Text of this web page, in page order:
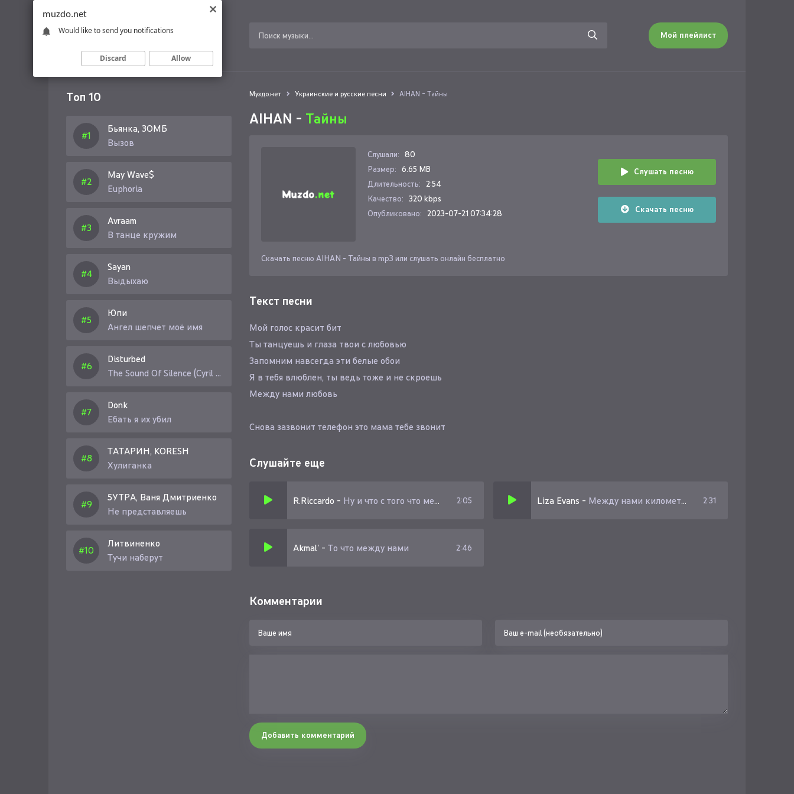
Мой плейлист
Топ 10
Бьянка, ЗОМБ
Вызов
May Wave$
Euphoria
Avraam
В танце кружим
Sayan
Выдыхаю
Юпи
Ангел шепчет моё имя
Disturbed
The Sound Of Silence (Cyril Riley Remix)
Donk
Ебать я их убил
ТАТАРИН, KORESH
Хулиганка
5УТРА, Ваня Дмитриенко
Не представляешь
Литвиненко
Тучи наберут
Муздо.нет Украинские и русские песни AIHAN - Тайны
AIHAN - Тайны
Слушали: 80
Размер: 6.65 MB
Длительность: 2:54
Качество: 320 kbps
Опубликовано: 2023-07-21 07:34:28
Слушать песню
Скачать песню
Скачать песню AIHAN - Тайны в mp3 или слушать онлайн бесплатно
Текст песни
Мой голос красит бит
Ты танцуешь и глаза твои с любовью
Запомним навсегда эти белые обои
Я в тебя влюблен, ты ведь тоже и не скроешь
Между нами любовь
Снова зазвонит телефон это мама тебе звонит
Я побуду с ним, а потом уже в маршрутку
Но то что между нами, это тайны
Между нами ураганы, цунами
Обещаю
Слушайте еще
R.Riccardo - Ну и что с того что между нами города 2:05 Liza Evans - Между нами километры дорог 2:31
Akmal' - То что между нами 2:46
Комментарии
Добавить комментарий
muzdo.net
Would like to send you notifications
Discard Allow